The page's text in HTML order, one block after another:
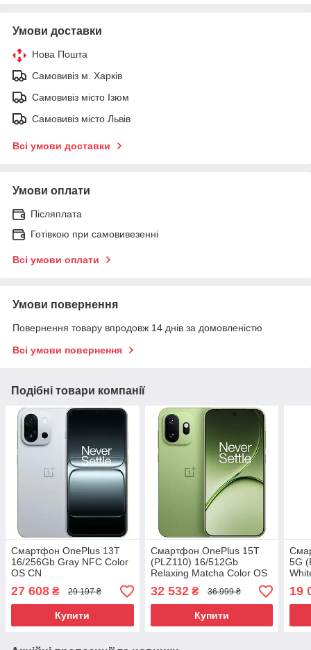
Умови доставки
Нова Пошта
Самовивіз м. Харків
Самовивіз місто Ізюм
Самовивіз місто Львів
Всі умови доставки
Умови оплати
Післяплата
Готівкою при самовивезенні
Всі умови оплати
Умови повернення
Повернення товару впродовж 14 днів за домовленістю
Всі умови повернення
Подібні товари компанії
Смартфон OnePlus 13T
16/256Gb Gray NFC Color
OS CN
27 608 ₴ 29 197 ₴
Купити
Смартфон OnePlus 15T
(PLZ110) 16/512Gb
Relaxing Matcha Color OS
CN
32 532₴ 36 999 ₴
Купити
5G
19